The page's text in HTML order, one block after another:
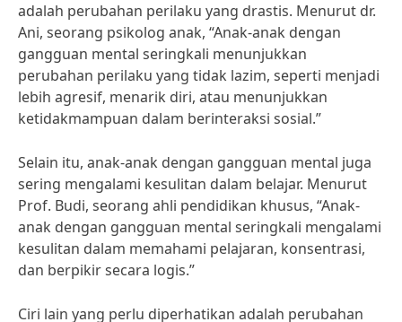
adalah perubahan perilaku yang drastis. Menurut dr.
Ani, seorang psikolog anak, “Anak-anak dengan
gangguan mental seringkali menunjukkan
perubahan perilaku yang tidak lazim, seperti menjadi
lebih agresif, menarik diri, atau menunjukkan
ketidakmampuan dalam berinteraksi sosial.”
Selain itu, anak-anak dengan gangguan mental juga
sering mengalami kesulitan dalam belajar. Menurut
Prof. Budi, seorang ahli pendidikan khusus, “Anak-
anak dengan gangguan mental seringkali mengalami
kesulitan dalam memahami pelajaran, konsentrasi,
dan berpikir secara logis.”
Ciri lain yang perlu diperhatikan adalah perubahan